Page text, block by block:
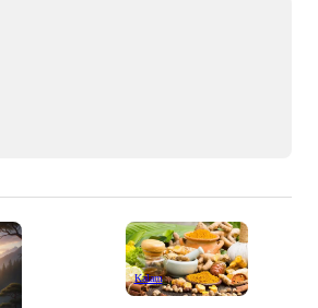
Kalam